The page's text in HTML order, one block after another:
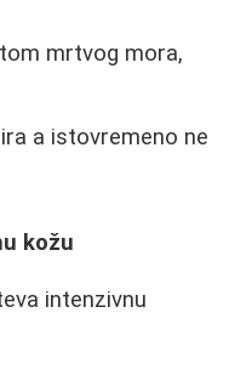
mrtvog mora,
a istovremeno ne
kožu
intenzivnu